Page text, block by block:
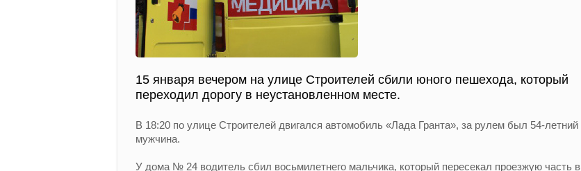
15 января вечером на улице Строителей сбили юного пешехода, который
переходил дорогу в неустановленном месте.
В 18:20 по улице Строителей двигался автомобиль «Лада Гранта», за рулем был 54-летний
мужчина.
У дома № 24 водитель сбил восьмилетнего мальчика, который пересекал проезжую часть в